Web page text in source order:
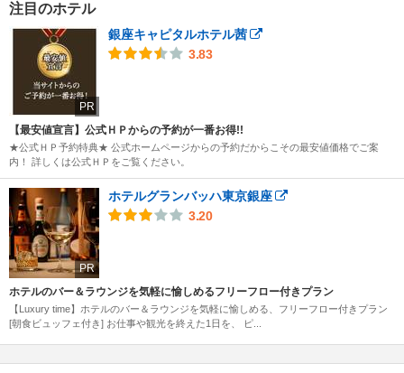
注目のホテル
PR
銀座キャピタルホテル茜
3.83
【最安値宣言】公式ＨＰからの予約が一番お得!!
★公式ＨＰ予約特典★ 公式ホームページからの予約だからこその最安値価格でご案
内！ 詳しくは公式ＨＰをご覧ください。
PR
ホテルグランバッハ東京銀座
3.20
ホテルのバー＆ラウンジを気軽に愉しめるフリーフロー付きプラン
【Luxury time】ホテルのバー＆ラウンジを気軽に愉しめる、フリーフロー付きプラン
[朝食ビュッフェ付き] お仕事や観光を終えた1日を、 ピ...